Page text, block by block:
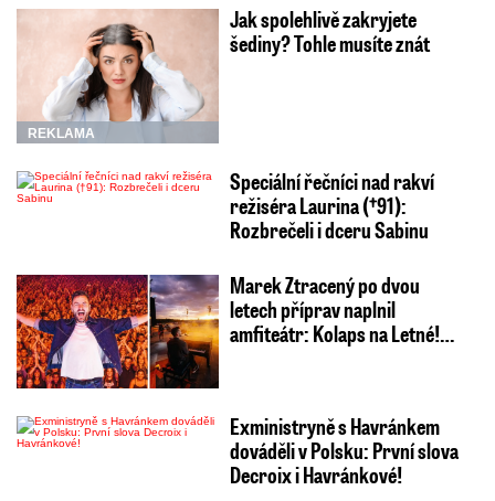
REKLAMA
Jak spolehlivě zakryjete
šediny? Tohle musíte znát
Speciální řečníci nad rakví
režiséra Laurina (†91):
Rozbrečeli i dceru Sabinu
Marek Ztracený po dvou
letech příprav naplnil
amfiteátr: Kolaps na Letné!…
Exministryně s Havránkem
dováděli v Polsku: První slova
Decroix i Havránkové!